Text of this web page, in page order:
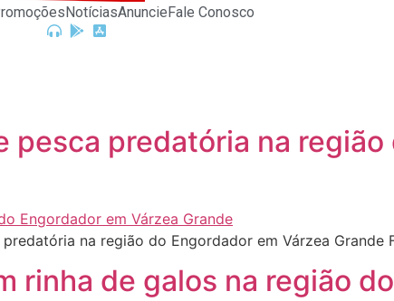
NotíciasAnuncieFale Conosco
predatória na região
na região do Engordador em Várzea Grande
rinha de galos na região